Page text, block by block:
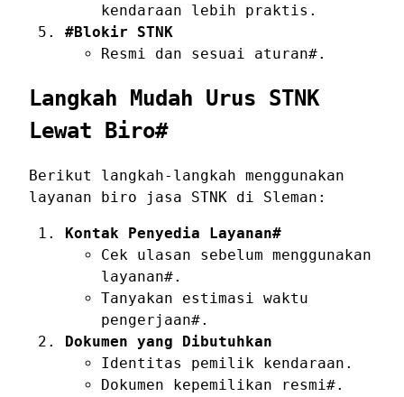
kendaraan lebih praktis.
#Blokir STNK
Resmi dan sesuai aturan#.
Langkah Mudah Urus STNK
Lewat Biro#
Berikut langkah-langkah menggunakan
layanan biro jasa STNK di Sleman:
Kontak Penyedia Layanan#
Cek ulasan sebelum menggunakan
layanan#.
Tanyakan estimasi waktu
pengerjaan#.
Dokumen yang Dibutuhkan
Identitas pemilik kendaraan.
Dokumen kepemilikan resmi#.